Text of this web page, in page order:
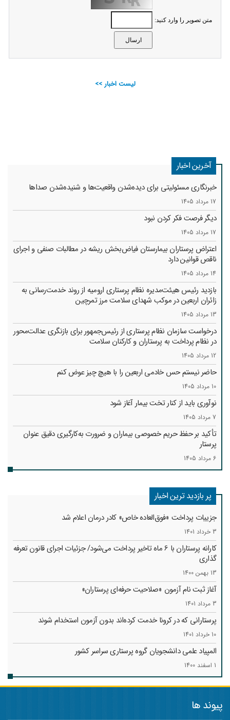
متن تصویر را وارد کنید:
لیست اخبار >>
آخرین اخبار
خبرنگاری مسئولیتی برای دیده‌شدن واقعیت‌ها و شنیده‌شدن صداها
17 مرداد 1405
دیگر فرصت فکر کردن نبود
17 مرداد 1405
اعتراض پرستاران بیمارستان فیاض‌بخش ریشه در مطالبات صنفی و اجرای
ناقص قوانین دارد
14 مرداد 1405
بازدید رئیس هیئت‌مدیره نظام پرستاری ارومیه از روند خدمت‌رسانی به
زائران اربعین در موکب شهدای سلامت مرز تمرچین
13 مرداد 1405
درخواست سازمان نظام پرستاری از رئیس‌جمهور برای بازنگری عدالت‌محور
در نظام پرداخت به پرستاران و کارکنان سلامت
12 مرداد 1405
حاضر نیستم حس خادمی اربعین را با هیچ چیز عوض کنم
10 مرداد 1405
نوآوری باید از کنار تخت بیمار آغاز شود
7 مرداد 1405
تأکید بر حفظ حریم خصوصی بیماران و ضرورت به‌کارگیری دقیق عنوان
پرستار
6 مرداد 1405
پر بازدید ترین اخبار
جزییات پرداخت «فوق‌العاده خاص» کادر درمان اعلام شد
3 خرداد 1401
کارانه‌ پرستاران با 6 ماه تاخیر پرداخت می‌شود/ جزئیات اجرای قانون تعرفه
گذاری
13 بهمن 1400
آغاز ثبت نام آزمون «صلاحیت حرفه‌ای پرستاران»
3 مرداد 1401
پرستارانی که در کرونا خدمت کرد‌ه‌اند بدون آزمون استخدام شوند
10 خرداد 1401
المپیاد علمی دانشجویان گروه پرستاری سراسر کشور
1 اسفند 1400
پیوند ها